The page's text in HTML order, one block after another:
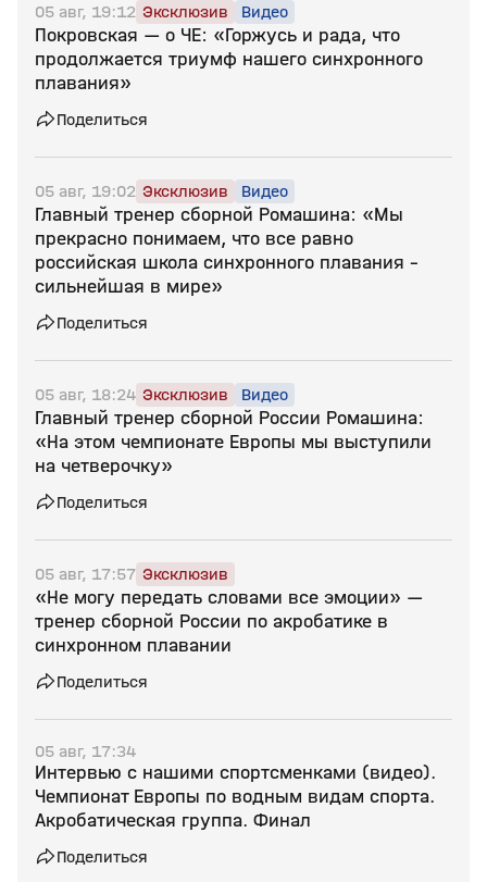
05 авг, 19:12 Эксклюзив Видео
Покровская — о ЧЕ: «Горжусь и рада, что
продолжается триумф нашего синхронного
плавания»
Поделиться
05 авг, 19:02 Эксклюзив Видео
Главный тренер сборной Ромашина: «Мы
прекрасно понимаем, что все равно
российская школа синхронного плавания –
сильнейшая в мире»
Поделиться
05 авг, 18:24 Эксклюзив Видео
Главный тренер сборной России Ромашина:
«На этом чемпионате Европы мы выступили
на четверочку»
Поделиться
05 авг, 17:57 Эксклюзив
«Не могу передать словами все эмоции» —
тренер сборной России по акробатике в
синхронном плавании
Поделиться
05 авг, 17:34
Интервью с нашими спортсменками (видео).
Чемпионат Европы по водным видам спорта.
Акробатическая группа. Финал
Поделиться